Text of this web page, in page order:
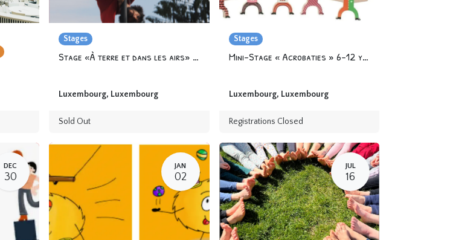
Stages
Stage «À terre et dans les airs» with Mira&Carlos
Luxembourg, Luxembourg
Sold Out
Stages
Mini-Stage « Acrobaties » 6-12 years
Luxembourg, Luxembourg
Registrations Closed
DEC
30
JAN
02
JUL
16